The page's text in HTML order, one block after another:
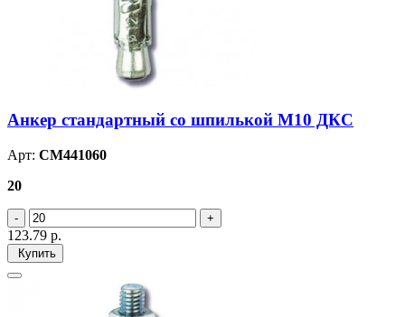
Анкер стандартный со шпилькой М10 ДКС
Арт: CM441060
20
123.79 р.
Купить